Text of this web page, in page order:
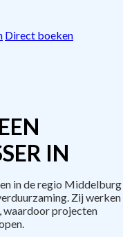
Direct boeken
IN
in de regio Middelburg
Zij werken
waardoor projecten